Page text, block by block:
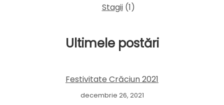
Stagii(1)
Ultimele postări
Festivitate Crăciun 2021
decembrie 26, 2021